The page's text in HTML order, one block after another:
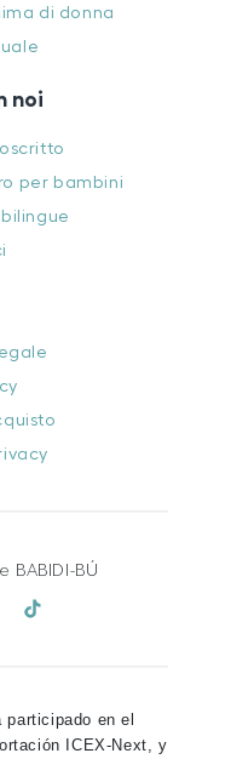
di donna
noi
per bambini
BÚ
participado en el
ICEX-Next, y